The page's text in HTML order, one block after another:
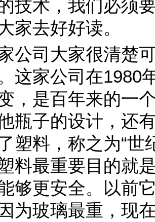
技术，我们必须
家去好好读。
司大家很清楚可
这家公司在1980
，是百年来的一
瓶子的设计，还
塑料，称之为“世
料最重要目的就
够更安全。以前
因为玻璃最重，现